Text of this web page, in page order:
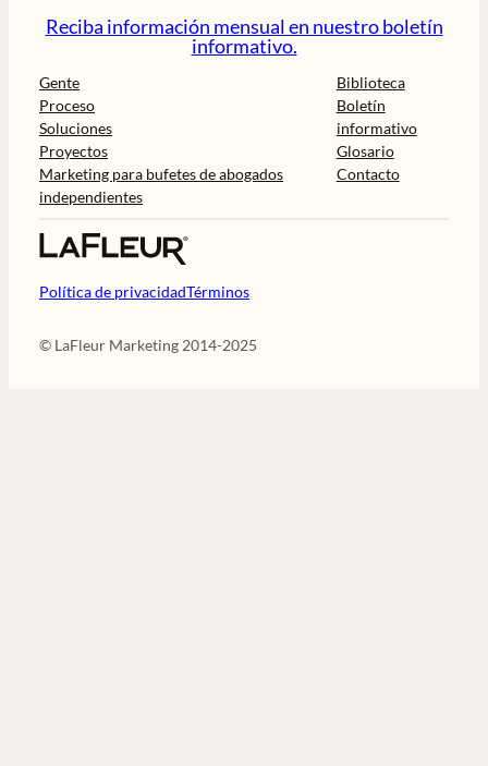
Reciba información mensual en nuestro boletín
informativo.
Gente
Proceso
Soluciones
Proyectos
Marketing para bufetes de abogados
independientes
Biblioteca
Boletín
informativo
Glosario
Contacto
Política de privacidadTérminos
© LaFleur Marketing 2014-2025